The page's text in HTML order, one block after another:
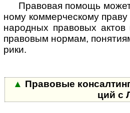
Правовая помощь
ному ком­мер­чес­кому
на­род­ных пра­во­вых
пра­во­вым нор­мам,
рики.
▲ Правовые
ций с